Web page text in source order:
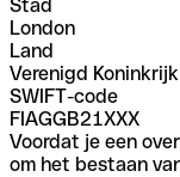
Stad
London
Land
Verenigd Koninkrijk
SWIFT-code
FIAGGB21XXX
Voordat je een
om het bestaan